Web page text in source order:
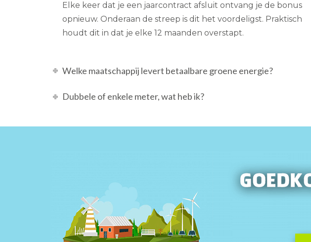
Elke keer dat je een jaarcontract afsluit ontvang je de bonus
opnieuw. Onderaan de streep is dit het voordeligst. Praktisch
houdt dit in dat je elke 12 maanden overstapt.
Welke maatschappij levert betaalbare groene energie?
Dubbele of enkele meter, wat heb ik?